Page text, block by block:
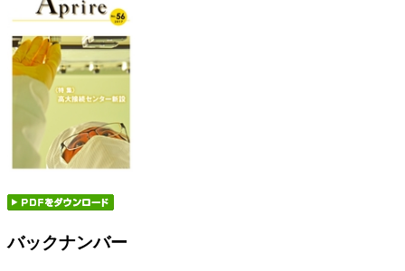
バックナンバー